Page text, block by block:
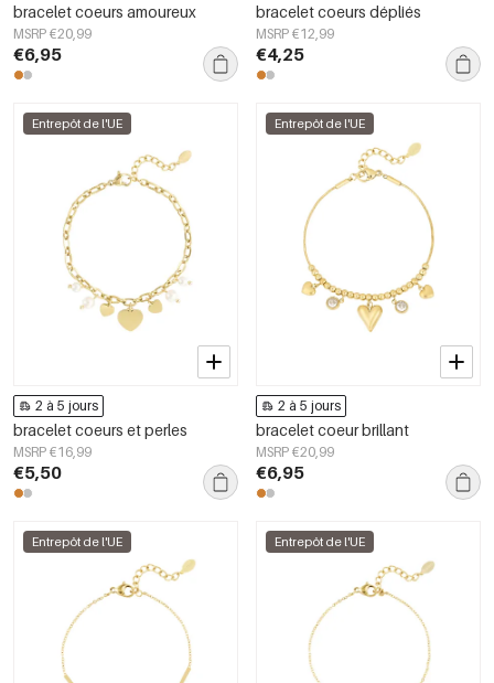
bracelet coeurs amoureux
MSRP €20,99
€6,95
bracelet coeurs dépliés
MSRP €12,99
€4,25
Entrepôt de l'UE
2 à 5 jours
bracelet coeurs et perles
MSRP €16,99
€5,50
Entrepôt de l'UE
2 à 5 jours
bracelet coeur brillant
MSRP €20,99
€6,95
Entrepôt de l'UE Entrepôt de l'UE